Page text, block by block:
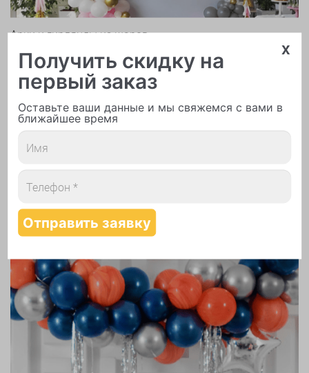
Арки и гирлянды из шаров
Надутие шаров гелием
x
Получить скидку на
первый заказ
Оставьте ваши данные и мы свяжемся с вами в
ближайшее время